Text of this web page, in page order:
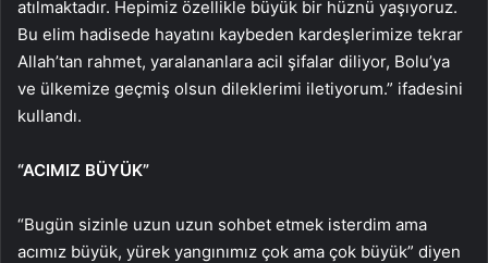
atılmaktadır. Hepimiz özellikle büyük bir hüznü yaşıyoruz.
Bu elim hadisede hayatını kaybeden kardeşlerimize tekrar
Allah’tan rahmet, yaralananlara acil şifalar diliyor, Bolu’ya
ve ülkemize geçmiş olsun dileklerimi iletiyorum.” ifadesini
kullandı.
“ACIMIZ BÜYÜK”
“Bugün sizinle uzun uzun sohbet etmek isterdim ama
acımız büyük, yürek yangınımız çok ama çok büyük” diyen